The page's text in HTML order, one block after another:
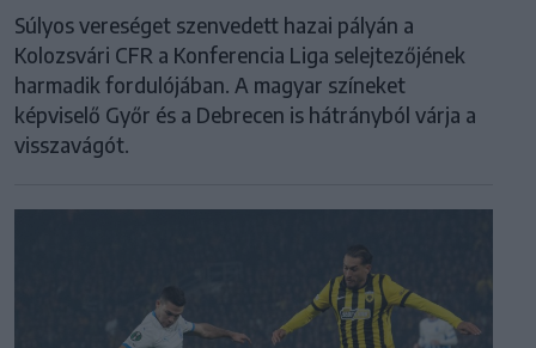
Súlyos vereséget szenvedett hazai pályán a
Kolozsvári CFR a Konferencia Liga selejtezőjének
harmadik fordulójában. A magyar színeket
képviselő Győr és a Debrecen is hátrányból várja a
visszavágót.